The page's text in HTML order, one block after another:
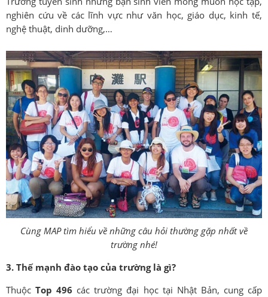
nghiên cứu về các lĩnh vực như văn học, giáo dục, kinh tế,
nghệ thuật, dinh dưỡng,…
Cùng MAP tìm hiểu về những câu hỏi thường gặp nhất về
trường nhé!
3. Thế mạnh đào tạo của trường là gì?
ThuộcTop 496 các trường đại học tại Nhật Bản, cung cấp